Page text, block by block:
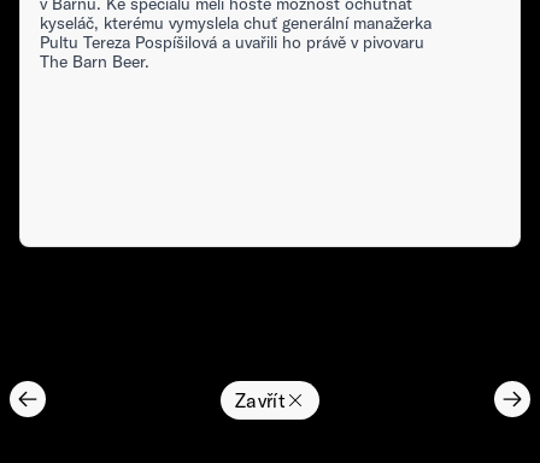
kyseláč, kterému vymyslela chuť generální manažerka
Pultu Tereza Pospíšilová a uvařili ho právě v pivovaru
The Barn Beer.
Zavřít